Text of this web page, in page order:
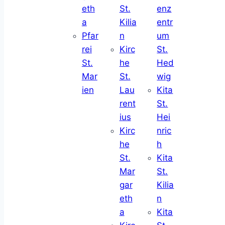
eth
a
Pfar
rei
St.
Mar
ien
St.
Kilia
n
Kirc
he
St.
Lau
rent
ius
Kirc
he
St.
Mar
gar
eth
a
enz
entr
um
St.
Hed
wig
Kita
St.
Hei
nric
h
Kita
St.
Kilia
n
Kita